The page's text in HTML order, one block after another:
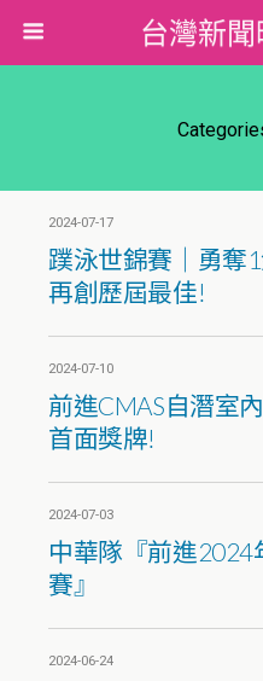
台灣新
2024-07-17
蹼泳世錦賽｜勇奪
再創歷屆最佳!
2024-07-10
前進CMAS自潛室
首面獎牌!
2024-07-03
中華隊『前進2024
賽』
2024-06-24